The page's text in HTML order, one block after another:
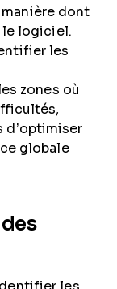
dont
le logiciel.
les
zones où
d’optimiser
globale
les